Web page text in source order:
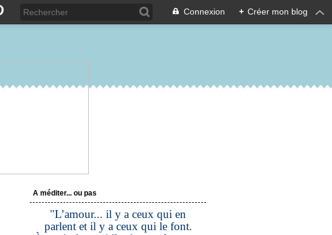
Connexion + Créer mon blog
A méditer... ou pas
"L’amour... il y a ceux qui en
parlent et il y a ceux qui le font.